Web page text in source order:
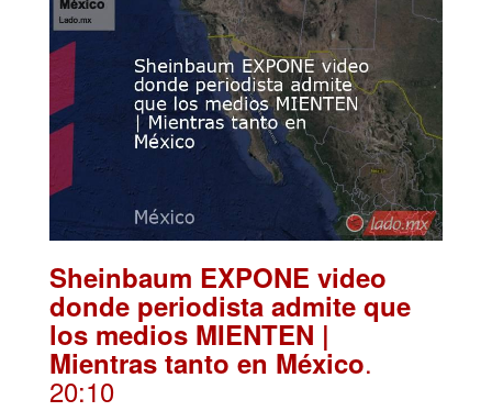
Sheinbaum EXPONE video
donde periodista admite que
los medios MIENTEN |
Mientras tanto en México.
20:10